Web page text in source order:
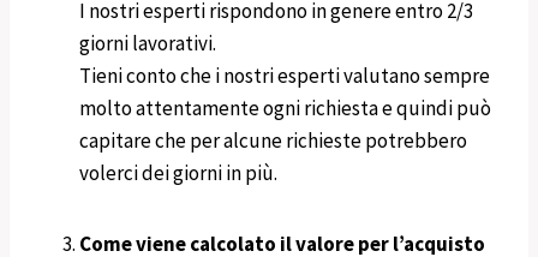
I nostri esperti rispondono in genere entro 2/3
giorni lavorativi.
Tieni conto che i nostri esperti valutano sempre
molto attentamente ogni richiesta e quindi può
capitare che per alcune richieste potrebbero
volerci dei giorni in più.
Come viene calcolato il valore per l’acquisto